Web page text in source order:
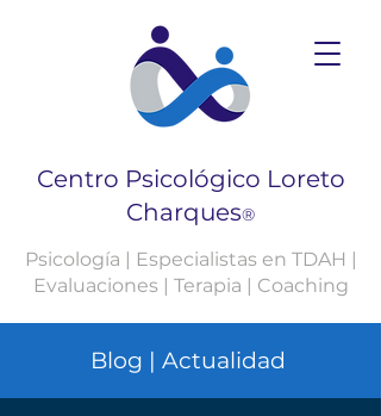
Centro Psicológico Loreto
Charques®
Psicología | Especialistas en TDAH |
Evaluaciones | Terapia | Coaching
Blog | Actualidad